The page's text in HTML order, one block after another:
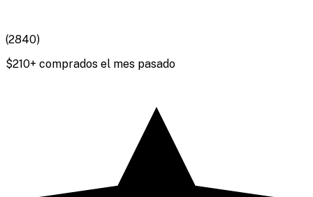
(2840)
$210+ comprados el mes pasado